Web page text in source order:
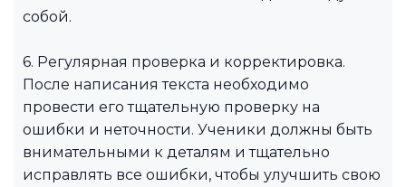
собой.
6. Регулярная проверка и корректировка.
После написания текста необходимо
провести его тщательную проверку на
ошибки и неточности. Ученики должны быть
внимательными к деталям и тщательно
исправлять все ошибки, чтобы улучшить свою